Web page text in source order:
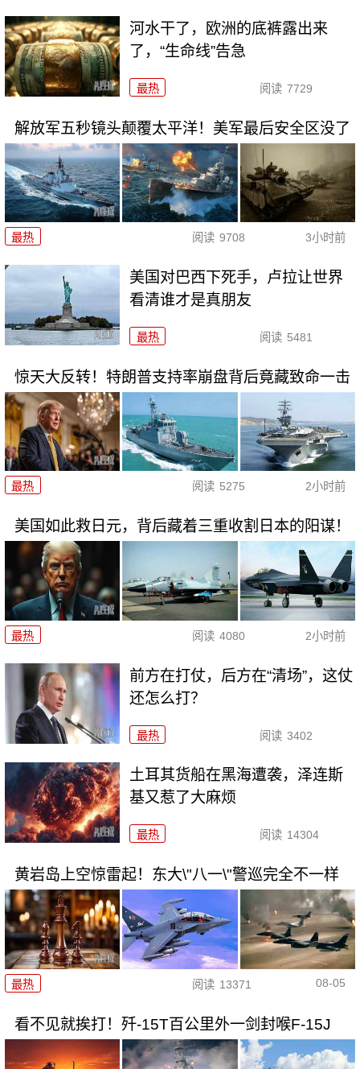
河水干了，欧洲的底裤露出来
了，“生命线”告急
最热 阅读 7729
解放军五秒镜头颠覆太平洋！美军最后安全区没了
最热 阅读 9708 3小时前
美国对巴西下死手，卢拉让世界
看清谁才是真朋友
最热 阅读 5481
惊天大反转！特朗普支持率崩盘背后竟藏致命一击
最热 阅读 5275 2小时前
美国如此救日元，背后藏着三重收割日本的阳谋！
最热 阅读 4080 2小时前
前方在打仗，后方在“清场”，这仗
还怎么打？
最热 阅读 3402
土耳其货船在黑海遭袭，泽连斯
基又惹了大麻烦
最热 阅读 14304
黄岩岛上空惊雷起！东大\"八一\"警巡完全不一样
最热 阅读 13371 08-05
看不见就挨打！歼-15T百公里外一剑封喉F-15J